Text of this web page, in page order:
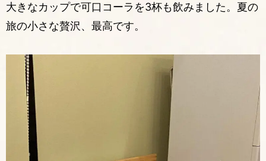
大きなカップで可口コーラを3杯も飲みました。夏の
旅の小さな贅沢、最高です。